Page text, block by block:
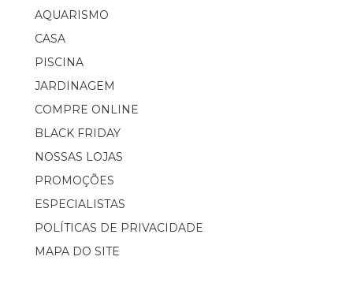
AQUARISMO
CASA
PISCINA
JARDINAGEM
COMPRE ONLINE
BLACK FRIDAY
NOSSAS LOJAS
PROMOÇÕES
ESPECIALISTAS
POLÍTICAS DE PRIVACIDADE
MAPA DO SITE